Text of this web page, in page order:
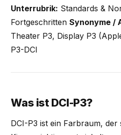
Unterrubrik: Standards &
FortgeschrittenSynonyme /
Theater P3, Display P3
P3-DCI
Was ist DCI-P3?
DCI-P3 ist ein Farbraum, der